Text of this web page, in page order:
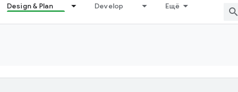
Design & Plan Develop Ещё